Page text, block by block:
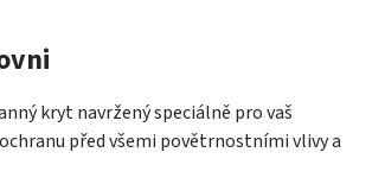
kryt navržený speciálně pro vaš
před všemi povětrnostními vlivy a